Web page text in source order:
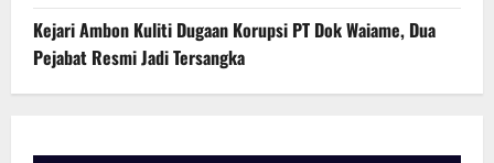
Kejari Ambon Kuliti Dugaan Korupsi PT Dok Waiame, Dua
Pejabat Resmi Jadi Tersangka